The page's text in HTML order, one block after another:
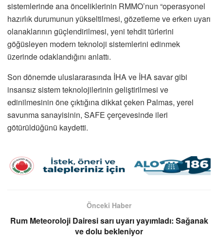
sistemlerinde ana önceliklerinin RMMO’nun “operasyonel
hazırlık durumunun yükseltilmesi, gözetleme ve erken uyarı
olanaklarının güçlendirilmesi, yeni tehdit türlerini
göğüsleyen modern teknoloji sistemlerini edinmek
üzerinde odaklandığını anlattı.
Son dönemde uluslararasında İHA ve İHA savar gibi
insansız sistem teknolojilerinin geliştirilmesi ve
edinilmesinin öne çıktığına dikkat çeken Palmas, yerel
savunma sanayisinin, SAFE çerçevesinde ileri
götürüldüğünü kaydetti.
Önceki Haber
Rum Meteoroloji Dairesi sarı uyarı yayımladı: Sağanak
ve dolu bekleniyor